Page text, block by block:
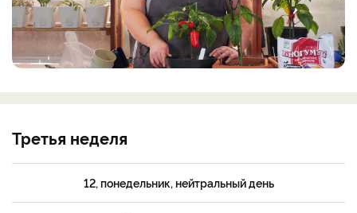
Третья неделя
12, понедельник, нейтральный день